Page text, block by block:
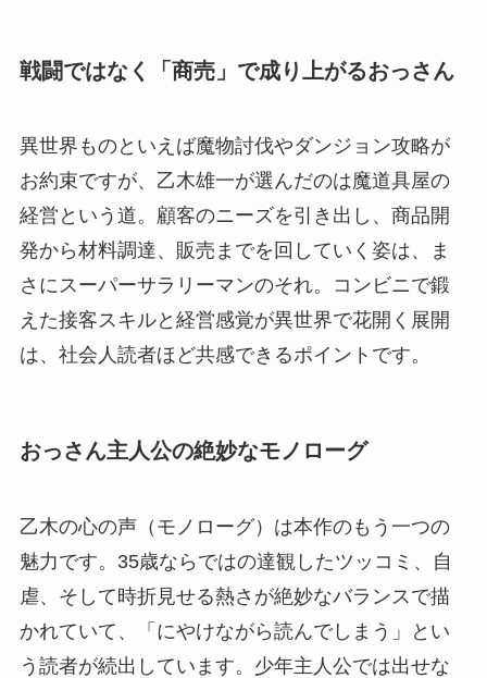
戦闘ではなく「商売」で成り上がるおっさん
異世界ものといえば魔物討伐やダンジョン攻略が
お約束ですが、乙木雄一が選んだのは魔道具屋の
経営という道。顧客のニーズを引き出し、商品開
発から材料調達、販売までを回していく姿は、ま
さにスーパーサラリーマンのそれ。コンビニで鍛
えた接客スキルと経営感覚が異世界で花開く展開
は、社会人読者ほど共感できるポイントです。
おっさん主人公の絶妙なモノローグ
乙木の心の声（モノローグ）は本作のもう一つの
魅力です。35歳ならではの達観したツッコミ、自
虐、そして時折見せる熱さが絶妙なバランスで描
かれていて、「にやけながら読んでしまう」とい
う読者が続出しています。少年主人公では出せな